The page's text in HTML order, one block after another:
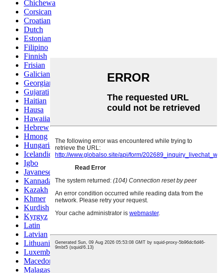
Chichewa
Corsican
Croatian
Dutch
Estonian
Filipino
Finnish
Frisian
Galician
Georgian
Gujarati
Haitian
Hausa
Hawaiian
Hebrew
Hmong
Hungarian
Icelandic
Igbo
Javanese
Kannada
Kazakh
Khmer
Kurdish
Kyrgyz
Latin
Latvian
Lithuanian
Luxembou..
Macedonian
Malagasy